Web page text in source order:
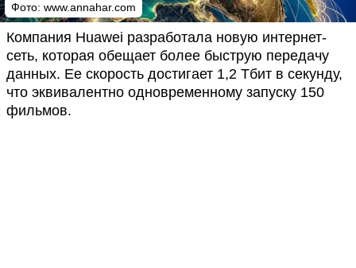
Фото: www.annahar.com
Компания Huawei разработала новую интернет-
сеть, которая обещает более быструю передачу
данных. Ее скорость достигает 1,2 Тбит в секунду,
что эквивалентно одновременному запуску 150
фильмов.